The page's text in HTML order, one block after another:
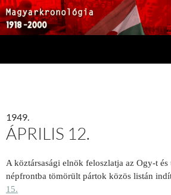
1949.
ÁPRILIS 12.
A köztársasági elnök feloszlatja az Ogy-t
népfrontba tömörült pártok közös listán
15.